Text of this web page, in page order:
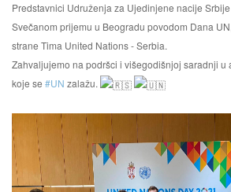
Predstavnici Udruženja za Ujedinjene nacije
Svečanom prijemu u Beogradu povodom Dana
strane Tima United Nations - Serbia.
Zahvaljujemo na podršci i višegodišnjoj saradnji u
koje se #UN zalažu.